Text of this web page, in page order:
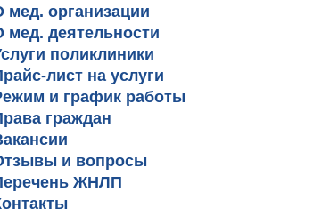
мед. организации
мед. деятельности
поликлиники
лист на услуги
и график работы
граждан
и вопросы
ЖНЛП